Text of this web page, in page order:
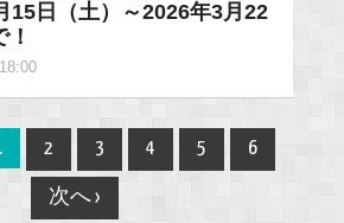
15日（土）～2026年3月22
2 3 4 5 6
次へ ›